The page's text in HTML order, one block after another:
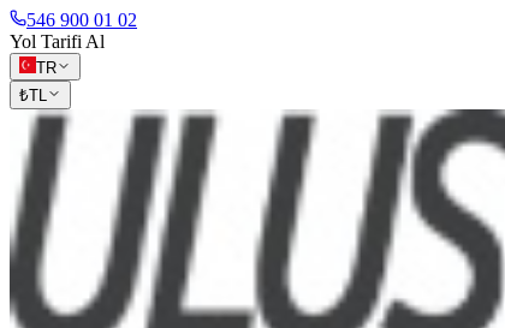
546 900 01 02
Yol Tarifi Al
TR
₺TL